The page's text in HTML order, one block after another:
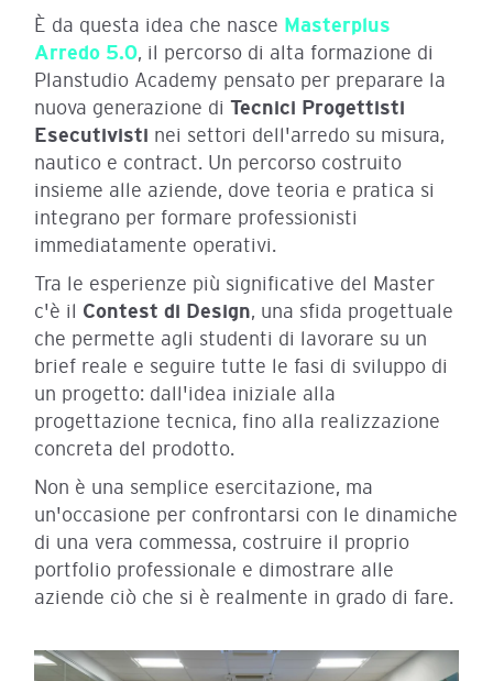
È da questa idea che nasce Masterplus
Arredo 5.0, il percorso di alta formazione di
Planstudio Academy pensato per preparare la
nuova generazione diTecnici Progettisti
Esecutivisti nei settori dell'arredo su misura,
nautico e contract. Un percorso costruito
insieme alle aziende, dove teoria e pratica si
integrano per formare professionisti
immediatamente operativi.
Tra le esperienze più significative del Master
c'è il Contest di Design, una sfida progettuale
che permette agli studenti di lavorare su un
brief reale e seguire tutte le fasi di sviluppo di
un progetto: dall'idea iniziale alla
progettazione tecnica, fino alla realizzazione
concreta del prodotto.
Non è una semplice esercitazione, ma
un'occasione per confrontarsi con le dinamiche
di una vera commessa, costruire il proprio
portfolio professionale e dimostrare alle
aziende ciò che si è realmente in grado di fare.